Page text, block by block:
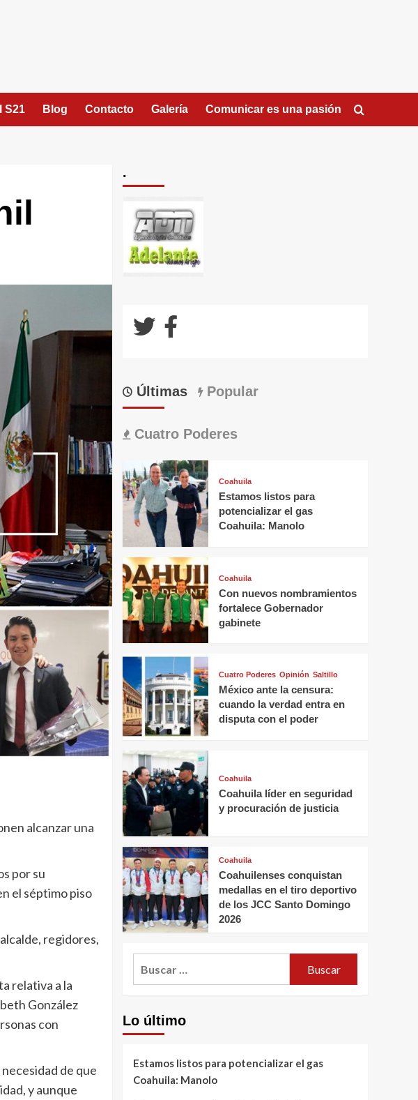
S21 Blog Contacto Galería Comunicar es una pasión
alcanzar una
por su
el séptimo piso
regidores,
relativa a la
González
con
de que
y aunque
.
Últimas Popular
Cuatro Poderes
Coahuila
Estamos listos para
potencializar el gas
Coahuila: Manolo
Coahuila
Con nuevos nombramientos
fortalece Gobernador
gabinete
Cuatro Poderes Opinión Saltillo
México ante la censura:
cuando la verdad entra en
disputa con el poder
Coahuila
Coahuila líder en seguridad
y procuración de justicia
Coahuila
Coahuilenses conquistan
medallas en el tiro deportivo
de los JCC Santo Domingo
2026
Lo último
Estamos listos para potencializar el gas
Coahuila: Manolo